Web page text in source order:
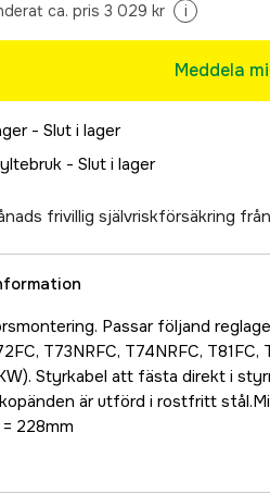
ca. pris 3 029 kr i
Meddela
- Slut i lager
- Slut i lager
frivillig självriskförsäkring
Passar följand
T73NRFC, T74NRFC,
Styrkabel att fästa direkt i
är utförd i rostfritt
228mm